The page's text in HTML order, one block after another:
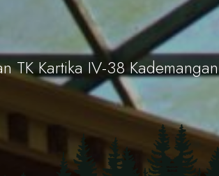
TK Kartika IV-38 Kademangan